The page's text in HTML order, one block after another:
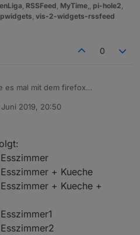
RSSFeed MyTime pi-hole2
vis-2-widgets-rssfeed
0
es mal mit dem firefox
Da ich einen Mechanismus
auch noch Potential für eine
2019, 20:50
+ Kueche
+ Kueche +